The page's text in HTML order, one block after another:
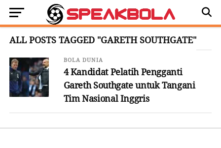
ALL POSTS TAGGED "GARETH SOUTHGATE"
BOLA DUNIA
4 Kandidat Pelatih Pengganti
Gareth Southgate untuk Tangani
Tim Nasional Inggris